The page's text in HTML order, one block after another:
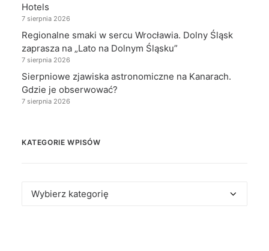
Hotels
7 sierpnia 2026
Regionalne smaki w sercu Wrocławia. Dolny Śląsk
zaprasza na „Lato na Dolnym Śląsku”
7 sierpnia 2026
Sierpniowe zjawiska astronomiczne na Kanarach.
Gdzie je obserwować?
7 sierpnia 2026
KATEGORIE WPISÓW
Kategorie